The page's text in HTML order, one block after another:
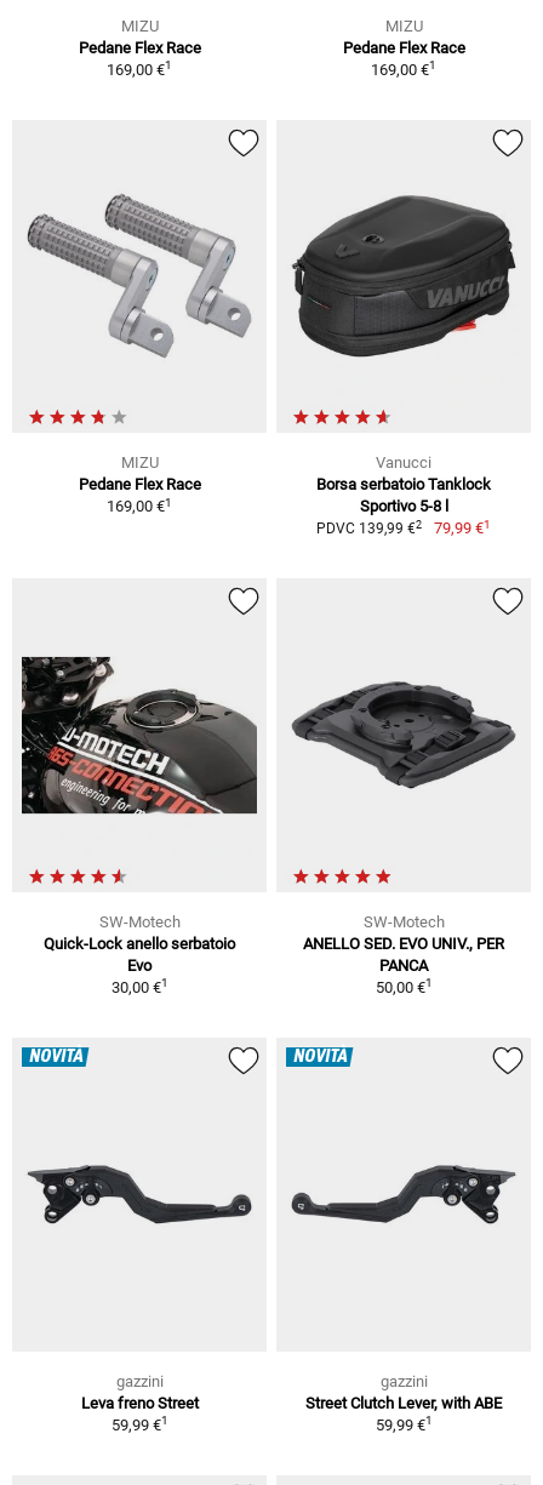
MIZU
Pedane Flex Race
169,00 €1
MIZU
Pedane Flex Race
169,00 €1
MIZU
Pedane Flex Race
169,00 €1
Vanucci
Borsa serbatoio Tanklock
Sportivo 5-8 l
PDVC 139,99 €2 79,99 €1
SW-Motech
Quick-Lock anello serbatoio
Evo
30,00 €1
SW-Motech
ANELLO SED. EVO UNIV., PER
PANCA
50,00 €1
NOVITÀ
gazzini
Leva freno Street
59,99 €1
NOVITÀ
gazzini
Street Clutch Lever, with ABE
59,99 €1